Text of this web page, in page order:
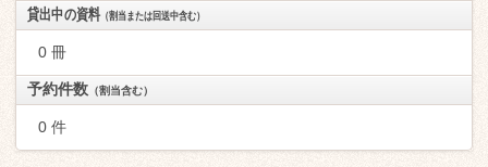
貸出中の資料（割当または回送中含む）
0 冊
予約件数 （割当含む）
0 件